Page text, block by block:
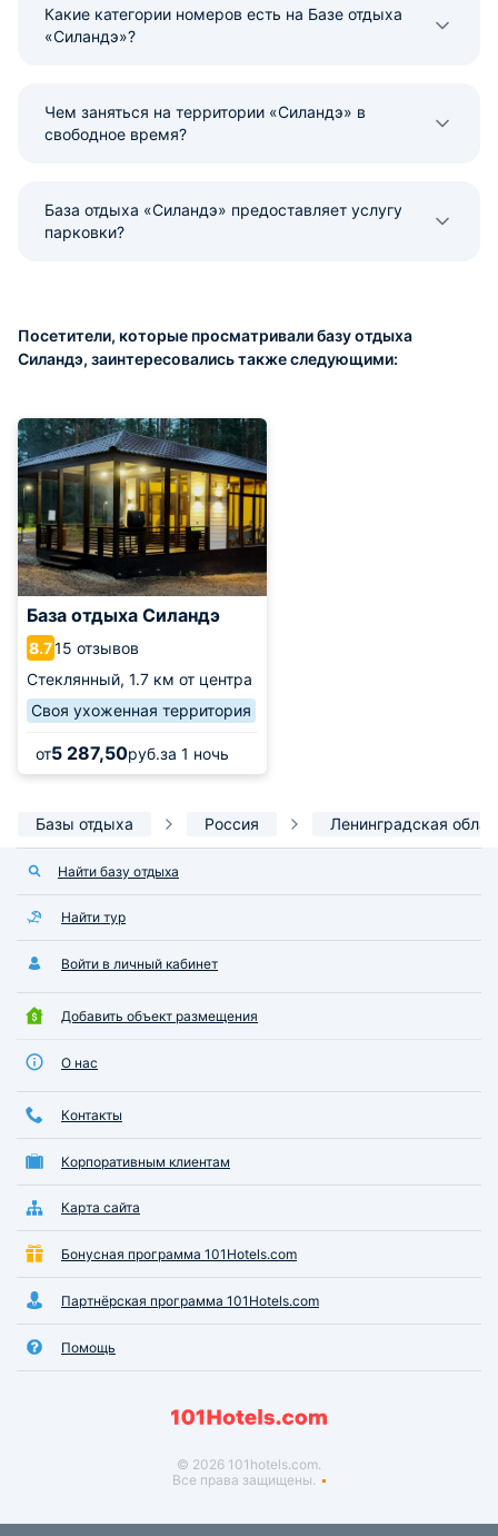
Какие категории номеров есть на Базе отдыха
«Силандэ»?
Чем заняться на территории «Силандэ» в
свободное время?
База отдыха «Силандэ» предоставляет услугу
парковки?
Посетители, которые просматривали базу отдыха
Силандэ, заинтересовались также следующими:
База отдыха Силандэ
8.715 отзывов
Стеклянный, 1.7 км от центра
Своя ухоженная территория
от5 287,50руб.за 1 ночь
Базы отдыха Россия Ленинградская
Найти базу отдыха
Найти тур
Войти в личный кабинет
Добавить объект размещения
О нас
Контакты
Корпоративным клиентам
Карта сайта
Бонусная программа 101Hotels.com
Партнёрская программа 101Hotels.com
Помощь
© 2026 101hotels.com.
Все права защищены.